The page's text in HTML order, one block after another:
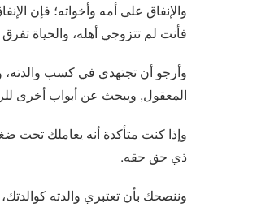
والإنفاق على أمه وأخواته؛ فإن
فأنت لم تتزوجي أهله، والحياة
وأرجو أن تجتهدي في كسب والدته،
المعقول, ويبحث عن أبواب أخرى
وإذا كنت متأكدة أنه يعاملك
ذي حق حقه.
وننصحك بأن تعتبري والدته